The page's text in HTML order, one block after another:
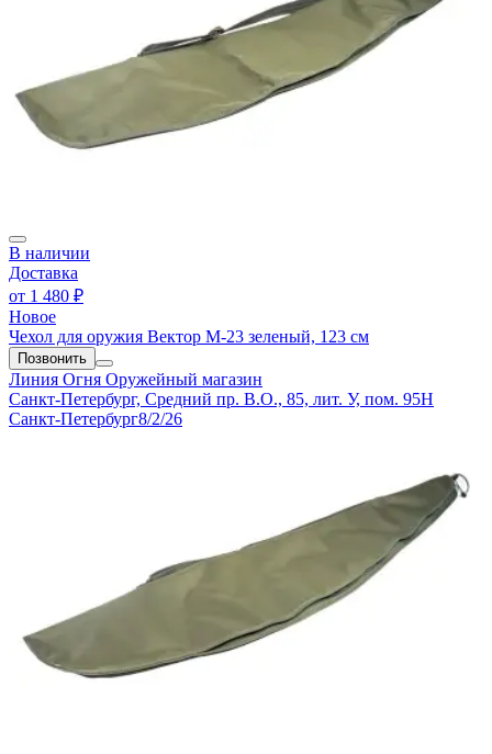
В наличии
Доставка
от 1 480 ₽
Новое
Чехол для оружия Вектор М-23 зеленый, 123 см
Позвонить
Линия Огня Оружейный магазин
Санкт-Петербург, Средний пр. В.О., 85, лит. У, пом. 95Н
Санкт-Петербург8/2/26